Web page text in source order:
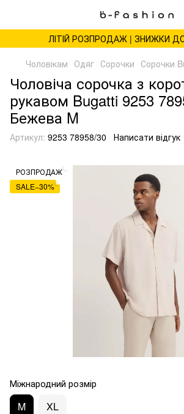
ЛІТІЙ РОЗПРОДАЖ | ЗНИЖКИ
Чоловікам Одяг Сорочки Сорочки
Чоловіча сорочка з
рукавом Bugatti 9253
Бежева M
Артикул: 9253 78958/30 Написати відгук
РОЗПРОДАЖ
SALE−30%
Міжнародний розмір
M XL